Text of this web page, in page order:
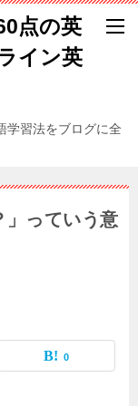
点の英
イン英
学習法をブログに全
っていう意
0